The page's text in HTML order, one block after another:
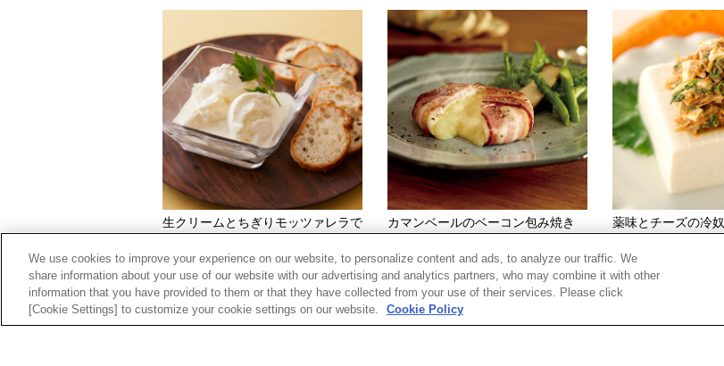
生クリームとちぎりモッツァレラで
つくる簡単「ストラッチャテッラ」
カマンベールのベーコン包み焼き 薬味とチーズの冷奴
We use cookies to improve your experience on our website, to personalize content and ads, to analyze our traffic. We
share information about your use of our website with our advertising and analytics partners, who may combine it with other
information that you have provided to them or that they have collected from your use of their services. Please click
[Cookie Settings] to customize your cookie settings on our website.
Cookie Policy